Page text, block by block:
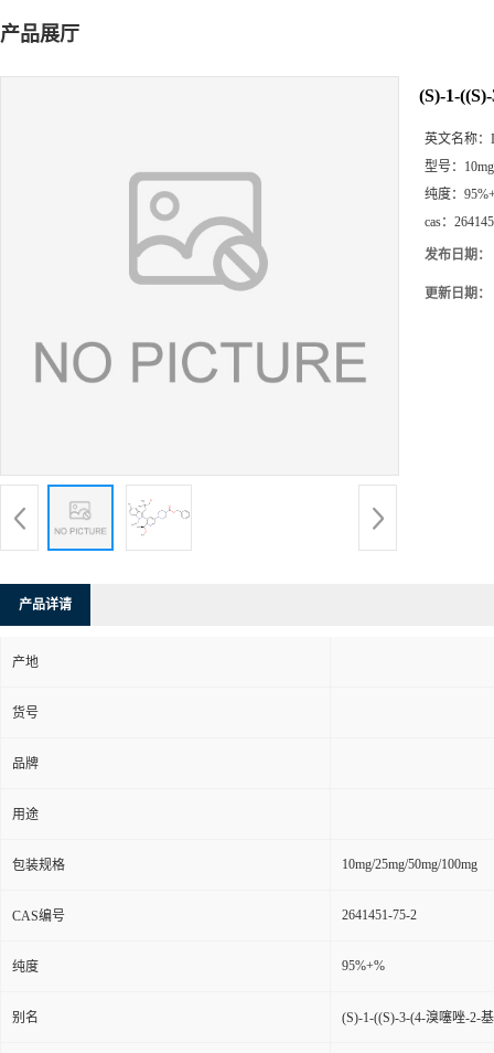
产品展厅
(S)-1-
英文名称：
型号：
纯度：
cas：
发布日期：
更新日期：
产品详请
产地
货号
品牌
用途
包装规格 10mg/25mg/50mg/100mg
CAS编号 2641451-75-2
纯度 95%+%
别名 (S)-1-((S)-3-(4-溴噻唑-2-